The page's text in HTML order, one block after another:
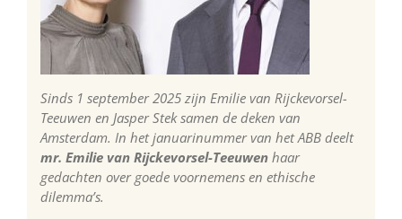
Sinds 1 september 2025 zijn Emilie van Rijckevorsel-
Teeuwen en Jasper Stek samen de deken van
Amsterdam. In het januarinummer van het ABB deelt
mr. Emilie van Rijckevorsel-Teeuwen haar
gedachten over goede voornemens en ethische
dilemma’s.